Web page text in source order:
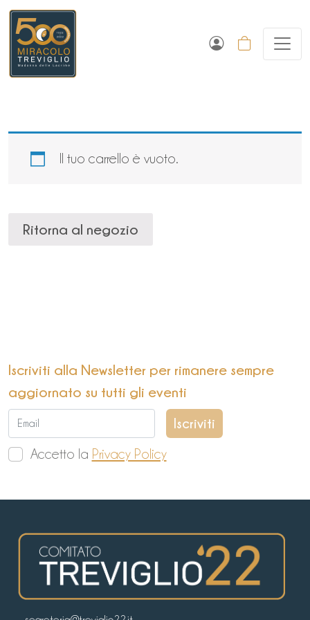
Il tuo carrello è vuoto.
Ritorna al negozio
Iscriviti alla Newsletter per rimanere sempre
aggiornato su tutti gli eventi
Accetto la Privacy Policy